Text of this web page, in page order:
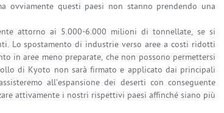
ovviamente questi paesi non stanno prendendo una
attorno ai 5.000-6.000 milioni di tonnellate, se si
Lo spostamento di industrie verso aree a costi ridotti
in aree meno preparate, che non possono permettersi
di Kyoto non sarà firmato e applicato dai principali
all'espansione dei deserti con conseguente
attivamente i nostri rispettivi paesi affinché siano più